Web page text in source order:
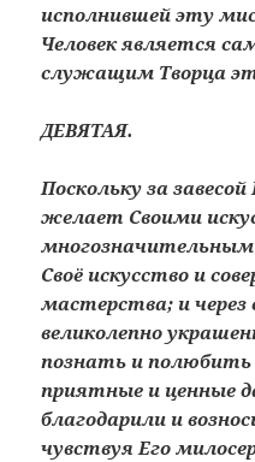
исполнившей эту
Человек является
служащим Творца
ДЕВЯТАЯ.
Поскольку за
желает Своими
Своё искусство и
мастерства; и через
великолепно
познать и полюбить
приятные и ценные
благодарили и
чувствуя Его